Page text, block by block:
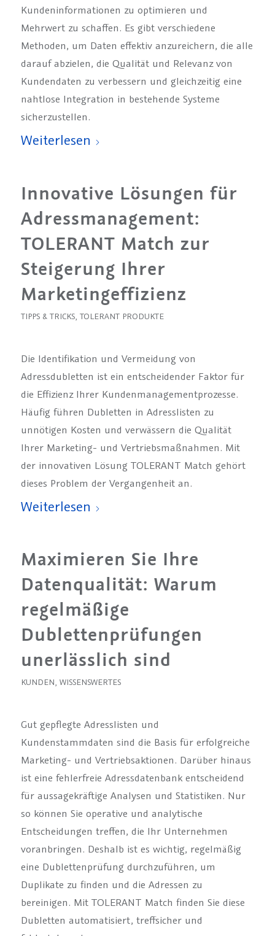
Kundeninformationen zu optimieren und
Mehrwert zu schaffen. Es gibt verschiedene
Methoden, um Daten effektiv anzureichern, die alle
darauf abzielen, die Qualität und Relevanz von
Kundendaten zu verbessern und gleichzeitig eine
nahtlose Integration in bestehende Systeme
sicherzustellen.
Weiterlesen
Innovative Lösungen für
Adressmanagement:
TOLERANT Match zur
Steigerung Ihrer
Marketingeffizienz
TIPPS & TRICKS, TOLERANT PRODUKTE
Die Identifikation und Vermeidung von
Adressdubletten ist ein entscheidender Faktor für
die Effizienz Ihrer Kundenmanagementprozesse.
Häufig führen Dubletten in Adresslisten zu
unnötigen Kosten und verwässern die Qualität
Ihrer Marketing- und Vertriebsmaßnahmen. Mit
der innovativen Lösung TOLERANT Match gehört
dieses Problem der Vergangenheit an.
Weiterlesen
Maximieren Sie Ihre
Datenqualität: Warum
regelmäßige
Dublettenprüfungen
unerlässlich sind
KUNDEN, WISSENSWERTES
Gut gepflegte Adresslisten und
Kundenstammdaten sind die Basis für erfolgreiche
Marketing- und Vertriebsaktionen. Darüber hinaus
ist eine fehlerfreie Adressdatenbank entscheidend
für aussagekräftige Analysen und Statistiken. Nur
so können Sie operative und analytische
Entscheidungen treffen, die Ihr Unternehmen
voranbringen. Deshalb ist es wichtig, regelmäßig
eine Dublettenprüfung durchzuführen, um
Duplikate zu finden und die Adressen zu
bereinigen. Mit TOLERANT Match finden Sie diese
Dubletten automatisiert, treffsicher und